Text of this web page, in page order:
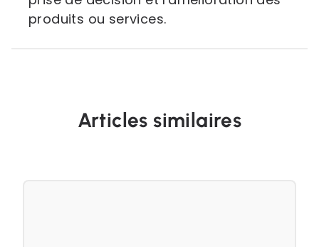
produits ou services.
Articles similaires